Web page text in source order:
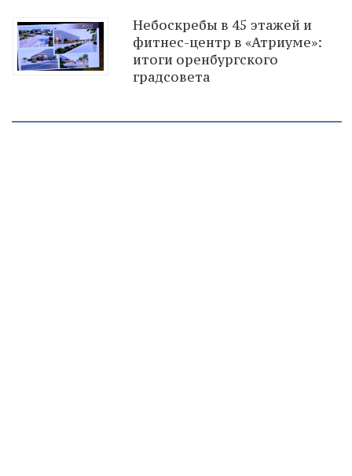
Небоскребы в 45 этажей и
фитнес-центр в «Атриуме»:
итоги оренбургского
градсовета